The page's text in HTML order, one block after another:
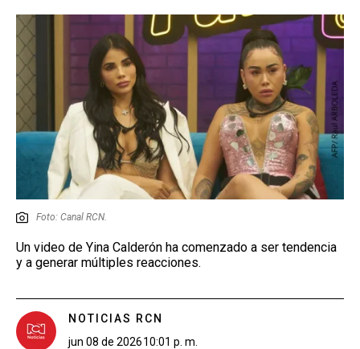
EMISIÓN 11:30 PM
Foto: Canal RCN.
Un video de Yina Calderón ha comenzado a ser tendencia
y a generar múltiples reacciones.
NOTICIAS RCN
jun 08 de 202610:01 p. m.